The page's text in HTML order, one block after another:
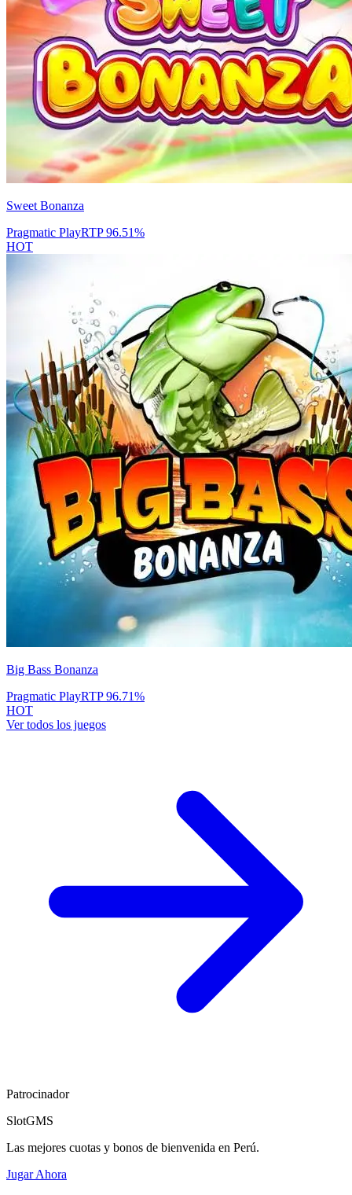
Sweet Bonanza
Pragmatic PlayRTP96.51%
HOT
Big Bass Bonanza
Pragmatic PlayRTP96.71%
HOT
Ver todos los juegos
Patrocinador
SlotGMS
Las mejores cuotas y bonos de bienvenida en Perú.
Jugar Ahora